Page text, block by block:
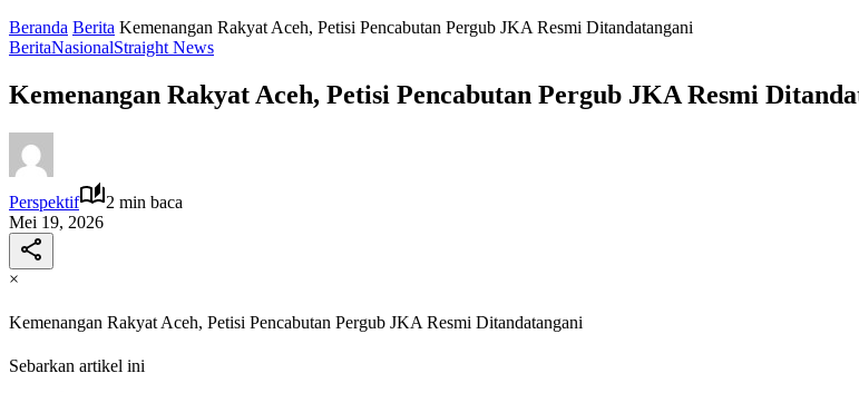
Beranda Berita Kemenangan Rakyat Aceh, Petisi Pencabutan Pergub JKA Resmi Ditandatangani
BeritaNasionalStraight News
Kemenangan Rakyat Aceh, Petisi Pencabutan Pergub JKA Resmi
Perspektif
2 min baca
Mei 19, 2026
×
Kemenangan Rakyat Aceh, Petisi Pencabutan Pergub JKA Resmi Ditandatangani
Sebarkan artikel ini